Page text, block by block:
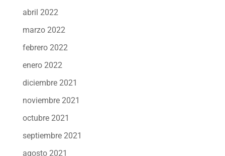
abril 2022
marzo 2022
febrero 2022
enero 2022
diciembre 2021
noviembre 2021
octubre 2021
septiembre 2021
agosto 2021